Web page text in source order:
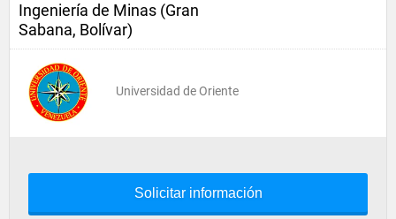
Ingeniería de Minas (Gran
Sabana, Bolívar)
Universidad de Oriente
Solicitar información